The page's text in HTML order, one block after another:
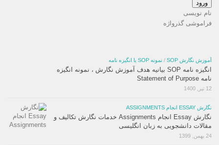
ورود
نام نویسی
فراموشی گذرواژه
آموزش نگارش SOP / نمونه SOP یا انگیزه نامه
انگیزه نامه SOP بیانیه هدف آموزش نگارش ، نمونه انگیزه
نامه Statement of Purpose
12 تیر, 1400
نگارش ESSAY انجام ASSIGNMENTS
نگارش Essay انجام Assignments خدمات نگارش تکالیف و
مقالات دانشجویی به زبان انگلیسی
24 بهمن, 1399